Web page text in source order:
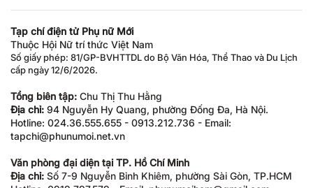
Tạp chí điện tử Phụ nữ Mới
Thuộc Hội Nữ trí thức Việt Nam
Số giấy phép: 81/GP-BVHTTDL do Bộ Văn Hóa, Thể Thao và Du Lịch
cấp ngày 12/6/2026.
Tổng biên tập: Chu Thị Thu Hằng
Địa chỉ: 94 Nguyễn Hy Quang, phường Đống Đa, Hà Nội.
Hotline: 024.36.555.655 - 0913.212.736 - Email:
tapchi@phunumoi.net.vn
Văn phòng đại diện tại TP. Hồ Chí Minh
Địa chỉ: Số 7-9 Nguyễn Bỉnh Khiêm, phường Sài Gòn, TP.HCM